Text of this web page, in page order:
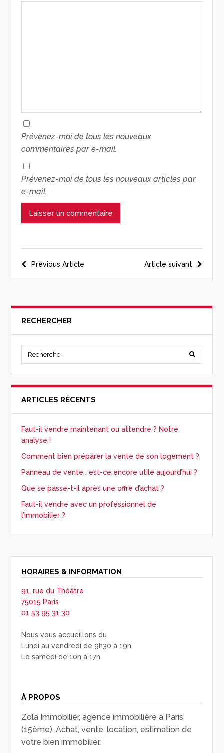
Prévenez-moi de tous les nouveaux
commentaires par e-mail.
Prévenez-moi de tous les nouveaux articles par
e-mail.
Article suivant
Previous Article
RECHERCHER
ARTICLES RÉCENTS
Faut-il vendre maintenant ou attendre ? Notre
analyse !
Comment bien préparer la vente de son logement ?
Panneau de vente : est-ce encore utile aujourd’hui ?
Que se passe-t-il après une offre d’achat ?
Faut-il vendre avec un professionnel de
l’immobilier ?
HORAIRES & INFORMATION
91, rue du Théâtre
75015 Paris
01 53 95 31 30
Nous vous accueillons du
Lundi au vendredi de 9h30 à 19h
Le samedi de 10h à 17h
À PROPOS
Zola Immobilier, agence immobilière à Paris
(15ème). Achat, vente, location, estimation de
votre bien immobilier.